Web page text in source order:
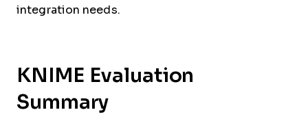
integration needs.
KNIME Evaluation
Summary